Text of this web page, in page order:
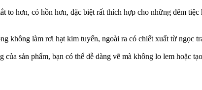
to hơn, có hồn hơn, đặc biệt rất thích hợp cho những đêm
không làm rơi hạt kim tuyến, ngoài ra có chiết xuất từ ngọc
sản phẩm, bạn có thể dễ dàng vẽ mà không lo lem hoặc